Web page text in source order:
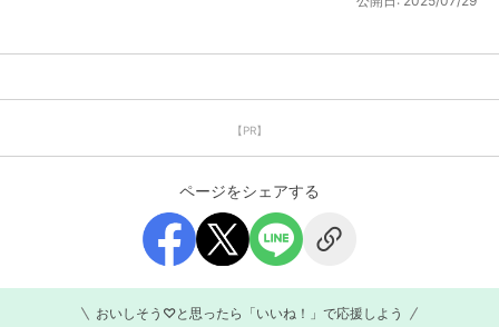
【PR】
ページをシェアする
おいしそう♡と思ったら「いいね！」で応援しよう